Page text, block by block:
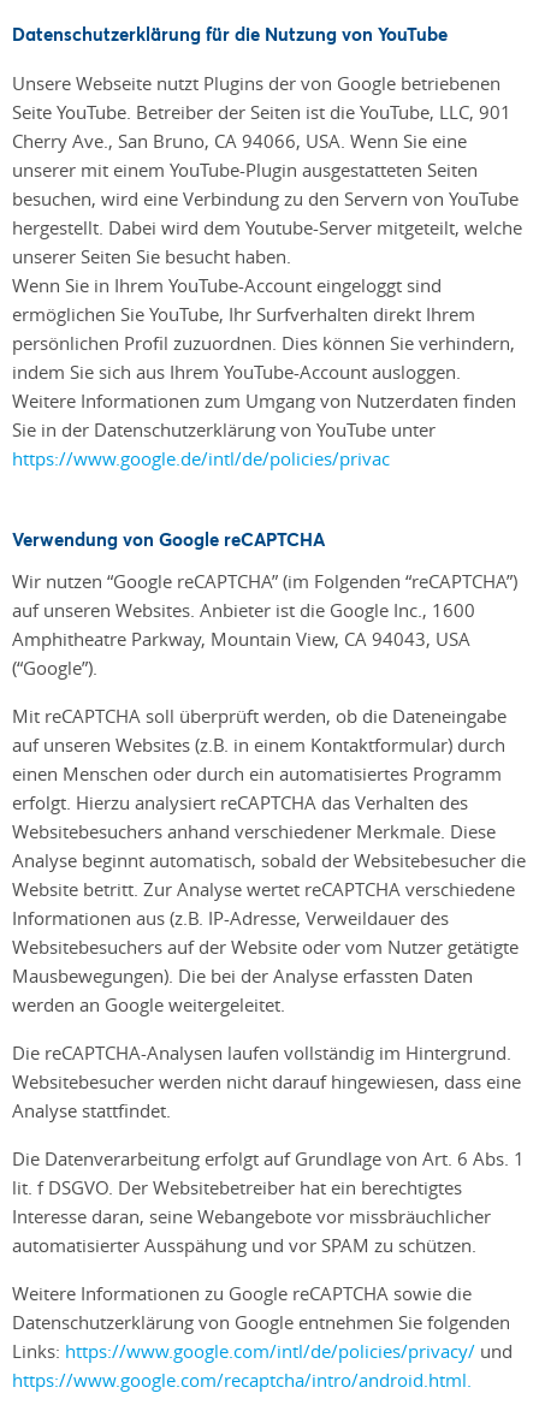
Datenschutzerklärung für die Nutzung von YouTube
Unsere Webseite nutzt Plugins der von Google betriebenen
Seite YouTube. Betreiber der Seiten ist die YouTube, LLC, 901
Cherry Ave., San Bruno, CA 94066, USA. Wenn Sie eine
unserer mit einem YouTube-Plugin ausgestatteten Seiten
besuchen, wird eine Verbindung zu den Servern von YouTube
hergestellt. Dabei wird dem Youtube-Server mitgeteilt, welche
unserer Seiten Sie besucht haben.
Wenn Sie in Ihrem YouTube-Account eingeloggt sind
ermöglichen Sie YouTube, Ihr Surfverhalten direkt Ihrem
persönlichen Profil zuzuordnen. Dies können Sie verhindern,
indem Sie sich aus Ihrem YouTube-Account ausloggen.
Weitere Informationen zum Umgang von Nutzerdaten finden
Sie in der Datenschutzerklärung von YouTube unter
https://www.google.de/intl/de/policies/privac
Verwendung von Google reCAPTCHA
Wir nutzen “Google reCAPTCHA” (im Folgenden “reCAPTCHA”)
auf unseren Websites. Anbieter ist die Google Inc., 1600
Amphitheatre Parkway, Mountain View, CA 94043, USA
(“Google”).
Mit reCAPTCHA soll überprüft werden, ob die Dateneingabe
auf unseren Websites (z.B. in einem Kontaktformular) durch
einen Menschen oder durch ein automatisiertes Programm
erfolgt. Hierzu analysiert reCAPTCHA das Verhalten des
Websitebesuchers anhand verschiedener Merkmale. Diese
Analyse beginnt automatisch, sobald der Websitebesucher die
Website betritt. Zur Analyse wertet reCAPTCHA verschiedene
Informationen aus (z.B. IP-Adresse, Verweildauer des
Websitebesuchers auf der Website oder vom Nutzer getätigte
Mausbewegungen). Die bei der Analyse erfassten Daten
werden an Google weitergeleitet.
Die reCAPTCHA-Analysen laufen vollständig im Hintergrund.
Websitebesucher werden nicht darauf hingewiesen, dass eine
Analyse stattfindet.
Die Datenverarbeitung erfolgt auf Grundlage von Art. 6 Abs. 1
lit. f DSGVO. Der Websitebetreiber hat ein berechtigtes
Interesse daran, seine Webangebote vor missbräuchlicher
automatisierter Ausspähung und vor SPAM zu schützen.
Weitere Informationen zu Google reCAPTCHA sowie die
Datenschutzerklärung von Google entnehmen Sie folgenden
Links: https://www.google.com/intl/de/policies/privacy/ und
https://www.google.com/recaptcha/intro/android.html.